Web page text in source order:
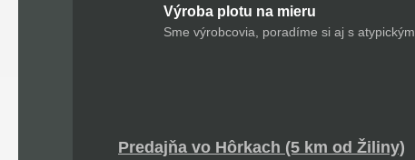
Výroba plotu na mieru
Sme výrobcovia, poradíme si aj s
Predajňa vo Hôrkach (5 km od Žiliny)